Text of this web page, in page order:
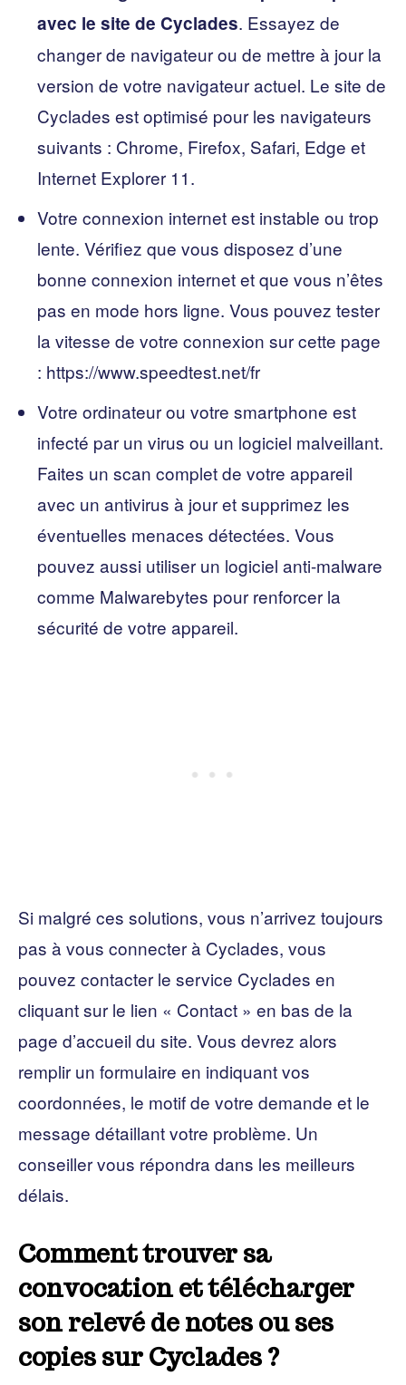
avec le site de Cyclades. Essayez de
changer de navigateur ou de mettre à jour la
version de votre navigateur actuel. Le site de
Cyclades est optimisé pour les navigateurs
suivants : Chrome, Firefox, Safari, Edge et
Internet Explorer 11.
Votre connexion internet est instable ou trop
lente. Vérifiez que vous disposez d’une
bonne connexion internet et que vous n’êtes
pas en mode hors ligne. Vous pouvez tester
la vitesse de votre connexion sur cette page
: https://www.speedtest.net/fr
Votre ordinateur ou votre smartphone est
infecté par un virus ou un logiciel malveillant.
Faites un scan complet de votre appareil
avec un antivirus à jour et supprimez les
éventuelles menaces détectées. Vous
pouvez aussi utiliser un logiciel anti-malware
comme Malwarebytes pour renforcer la
sécurité de votre appareil.
Si malgré ces solutions, vous n’arrivez toujours
pas à vous connecter à Cyclades, vous
pouvez contacter le service Cyclades en
cliquant sur le lien « Contact » en bas de la
page d’accueil du site. Vous devrez alors
remplir un formulaire en indiquant vos
coordonnées, le motif de votre demande et le
message détaillant votre problème. Un
conseiller vous répondra dans les meilleurs
délais.
Comment trouver sa
convocation et télécharger
son relevé de notes ou ses
copies sur Cyclades ?